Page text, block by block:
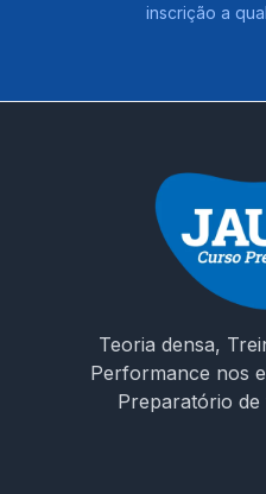
inscrição a
Teoria densa,
Performance nos
Preparatório de